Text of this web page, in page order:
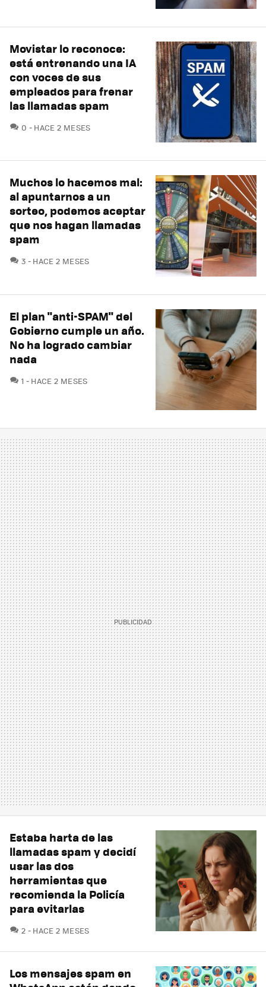
Movistar lo reconoce:
está entrenando una IA
con voces de sus
empleados para frenar
las llamadas spam
0 COMENTARIOS
HACE 2 MESES
Muchos lo hacemos mal:
al apuntarnos a un
sorteo, podemos aceptar
que nos hagan llamadas
spam
3 COMENTARIOS
HACE 2 MESES
El plan "anti-SPAM" del
Gobierno cumple un año.
No ha logrado cambiar
nada
1 COMENTARIOS
HACE 2 MESES
Estaba harta de las
llamadas spam y decidí
usar las dos
herramientas que
recomienda la Policía
para evitarlas
2 COMENTARIOS
HACE 2 MESES
Los mensajes spam en